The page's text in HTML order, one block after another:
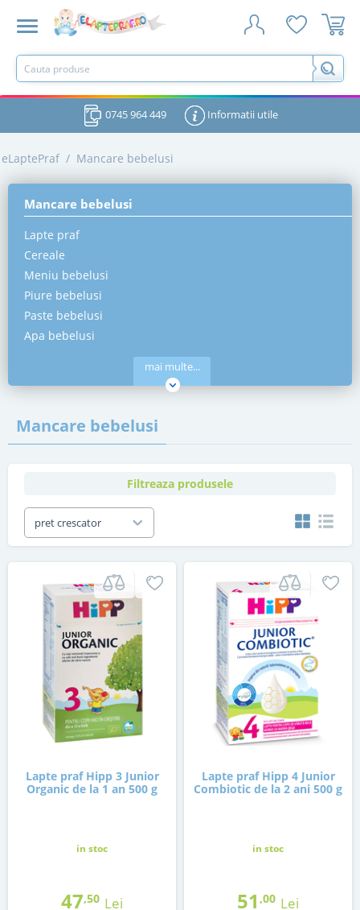
0745 964 449 Informatii utile
eLaptePraf / Mancare bebelusi
Mancare bebelusi
Lapte praf
Cereale
Meniu bebelusi
Piure bebelusi
Paste bebelusi
Apa bebelusi
mai multe...
Mancare bebelusi
Filtreaza produsele
pret crescator
Lapte praf Hipp 3 Junior
Organic de la 1 an 500 g
in stoc
47,50 Lei
Lapte praf Hipp 4 Junior
Combiotic de la 2 ani 500 g
in stoc
51 ,00 Lei